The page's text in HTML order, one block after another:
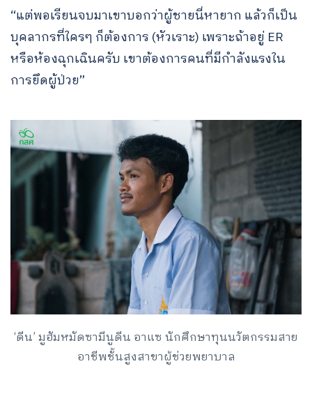
“แต่พอเรียนจบมาเขาบอกว่าผู้ชายนี่หายาก แล้วก็เป็น
บุคลากรที่ใครๆ ก็ต้องการ (หัวเราะ) เพราะถ้าอยู่ ER
หรือห้องฉุกเฉินครับ เขาต้องการคนที่มีกำลังแรงใน
การยึดผู้ป่วย”
‘ดีน’ มูฮัมหมัดซามีนูดีน อาแซ นักศึกษาทุนนวัตกรรมสาย
อาชีพชั้นสูงสาขาผู้ช่วยพยาบาล